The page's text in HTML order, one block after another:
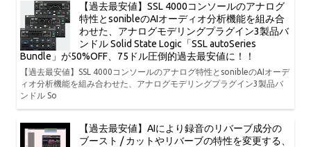
【過去最安値】SSL 4000コンソールのアナログ
特性とsonibleのAIオーディオ分析機能を組み合
わせた、アナログモデリングプラグイン3製品バ
ンドル Solid State Logic「SSL autoSeries
Bundle」が50%OFF、75ドル圧倒的過去最安値に！！
【過去最安値】SSL 4000コンソールのアナログ特性とsonibleのAIオーデ
ィオ分析機能を組み合わせた、アナログモデリングプラグイン3製品バ
ンドル So
【過去最安値】AIにより録音のリバーブ成分の
ブースト / カットやリバーブの特性を変更する、